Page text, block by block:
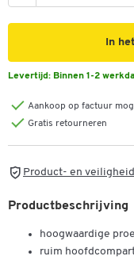
In
Levertijd: Binnen 1-2
Aankoop op factuur
Gratis retourneren
Product- en
Productbeschrijving
hoogwaardige
ruim